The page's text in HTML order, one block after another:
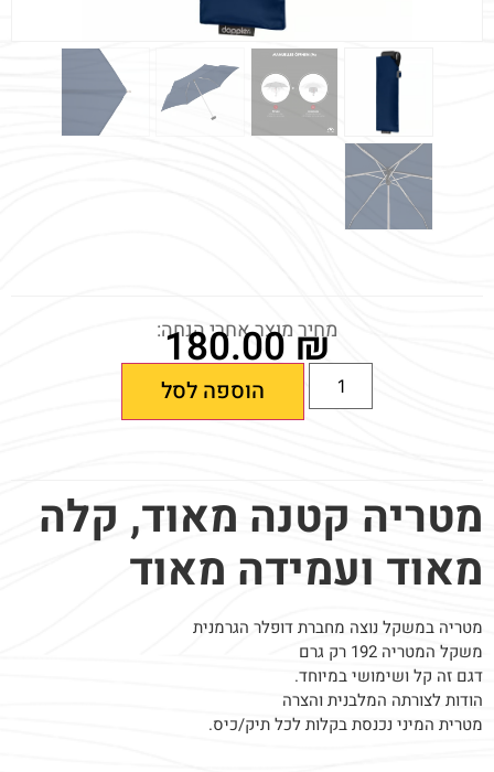
מטריה קטנה מאוד, קלה
מאוד ועמידה מאוד
מטריה במשקל נוצה מחברת דופלר הגרמנית
משקל המטריה 192 רק גרם
דגם זה קל ושימושי במיוחד.
הודות לצורתה המלבנית והצרה
מטרית המיני נכנסת בקלות לכל תיק/כיס.
מחיר מוצר אחרי הנחה:
180.00₪
הוספה לסל